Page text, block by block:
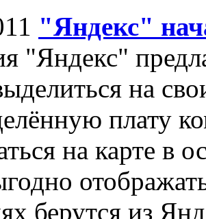
"Яндекс"
"Яндекс"
на
плату
на карте в
берутся из